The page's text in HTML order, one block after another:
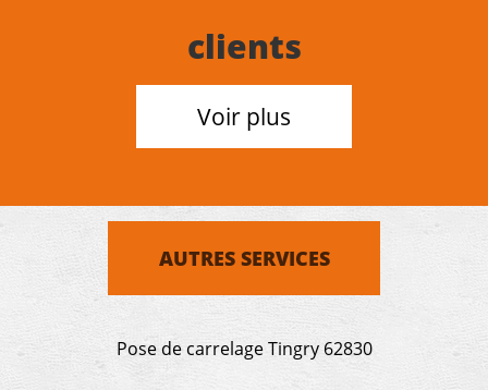
clients
Voir plus
AUTRES SERVICES
Pose de carrelage Tingry 62830